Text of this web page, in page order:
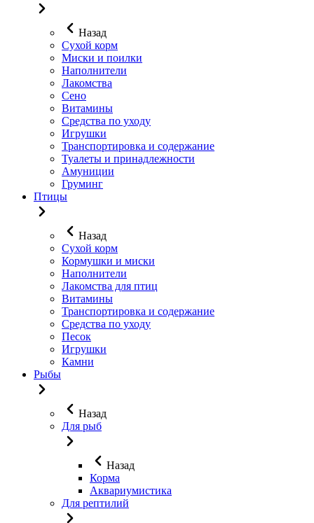
Назад
Сухой корм
Миски и поилки
Наполнители
Лакомства
Сено
Витамины
Средства по уходу
Игрушки
Транспортировка и содержание
Туалеты и принадлежности
Амуниции
Груминг
Птицы
Назад
Сухой корм
Кормушки и миски
Наполнители
Лакомства для птиц
Витамины
Транспортировка и содержание
Средства по уходу
Песок
Игрушки
Камни
Рыбы
Назад
Для рыб
Назад
Корма
Аквариумистика
Для рептилий